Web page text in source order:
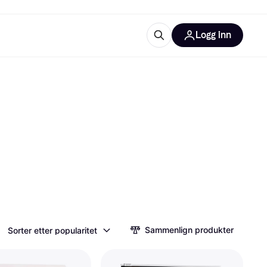
Logg inn
Sorter etter popularitet Sammenlign produkter